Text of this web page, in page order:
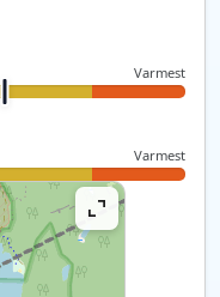
Varmest
Varmest